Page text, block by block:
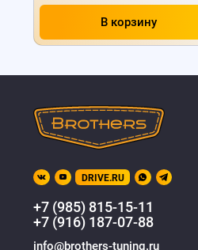
В корзину
DRIVE.RU
+7 (985) 815-15-11
+7 (916) 187-07-88
info@brothers-tuning.ru